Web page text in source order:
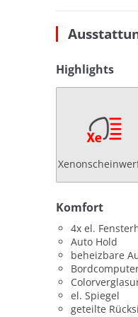
Highlights
Komfort
4x el.
Auto Hold
beheizbare
el. Spiegel
geteilte